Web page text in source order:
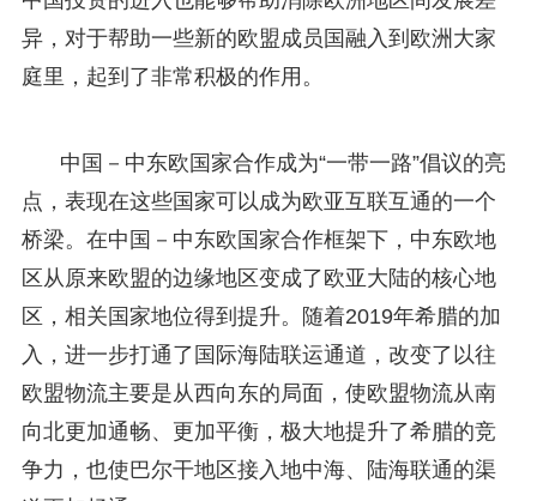
异，对于帮助一些新的欧盟成员国融入到欧洲大家
庭里，起到了非常积极的作用。
中国－中东欧国家合作成为“一带一路”倡议的亮
点，表现在这些国家可以成为欧亚互联互通的一个
桥梁。在中国－中东欧国家合作框架下，中东欧地
区从原来欧盟的边缘地区变成了欧亚大陆的核心地
区，相关国家地位得到提升。随着2019年希腊的加
入，进一步打通了国际海陆联运通道，改变了以往
欧盟物流主要是从西向东的局面，使欧盟物流从南
向北更加通畅、更加平衡，极大地提升了希腊的竞
争力，也使巴尔干地区接入地中海、陆海联通的渠